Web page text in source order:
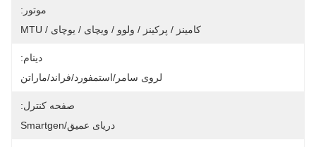
موتور:
کامینز / پرکینز / ولوو / ویچای / یوچای / MTU
دینام:
لروی سامر/استمفورد/فراند/ماراتن
صفحه کنترل:
دریای عمیق/Smartgen